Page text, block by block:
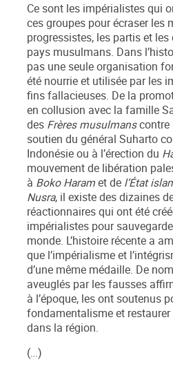
Ce sont les impérialistes qui
ces groupes pour écraser les
progressistes, les partis et
pays musulmans. Dans
pas une seule organisation
été nourrie et utilisée par les
fins fallacieuses. De la
en collusion avec la famille
des Frères musulmanscontre
soutien du général Suharto
Indonésie ou à l’érection du
mouvement de libération
à Boko Haramet de l’État
Nusra, il existe des dizaines
réactionnaires qui ont été
impérialistes pour
monde. L’histoire récente a
que l’impérialisme et
d’une même médaille. De
aveuglés par les fausses
à l’époque, les ont soutenus
fondamentalisme et restaurer
dans la région.
(…)